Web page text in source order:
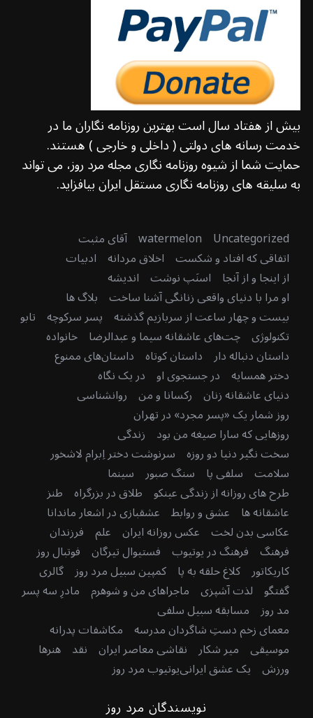
بیش از هفتاد سال است بهترین روزنامه نگاران ما در
خدمت رسانه های دولتی ( داخلی و خارجی ) هستند.
حمایت شما از شیوه روزنامه نگاری مجله مرد روز، می تواند
به سلیقه های روزنامه نگاری مستقل ایران بیافزاید.
Uncategorized
watermelon آقای مثبت
اتفاقی که افتاد و شکست اخلاق مردانه ادبیات
از اینجا و از آنجا اسنَپ نوشت اندیشه
او مرا با دنیای واقعی زنانگی آشنا ساخت بلاگ ها
بیست و چهار ساعت از سربازیم گذشته پسر سرکوچه تابو
تکنولوژی چت‌های عاشقانه سیما و عبدالرضا خانواده
داستان دنباله دار داستان کوتاه داستان‌های ممنوع
دختر همسایه در جستجوی او در یک نگاه
دنیای عاشقانه زنان رکسانا و من روانشناسی
روز شمار یک «پسر مجرد» در تهران
روزهایی که سارا صیغه من بود زندگی
سخت نگیر دنیا دو روزه سرنوشت دختر اِبرام لاشخور
سلامت سلفی پا سنگ صبور سینما
طرح های روزانه از زندگی عینکو طلاق در بزرگراه طنز
عاشقانه ها عشق و روابط عشقبازی در اشعار ماندانا
عکاسی بدن لخت عکس روزانه ایران علم فرزندان
فرهنگ فرهنگ در یوتیوب فستیوال تیرگان فوتبال روز
کاریکاتور کلاغ حلقه به پا کمپین سبیل مرد روز گالری
گفتگو لذت آشپزی ماجراهای من و شوهرم مادرِ سه پسر
مد روز مسابقه سبیل سلفی
معمای زخم دستِ شاگردان مدرسه مکاشفات پدرانه
موسیقی میر شکار نقاشی معاصر ایران نقد هنرها
ورزش یک عشق ایرانییوتیوب مرد روز
نویسندگان مرد روز